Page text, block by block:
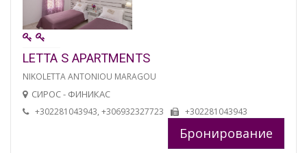
LETTA S APARTMENTS
NIKOLETTA ANTONIOU MARAGOU
СИРОС - ФИНИКАС
+302281043943, +306932327723 +302281043943
Бронирование